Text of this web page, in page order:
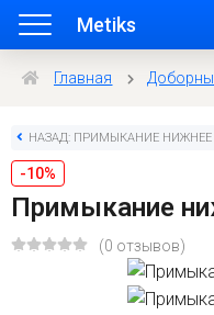
Metiks
Главная
НАЗАД: ПРИМЫКАНИЕ НИЖНЕЕ
-10%
Примыкание
(0 отзывов)